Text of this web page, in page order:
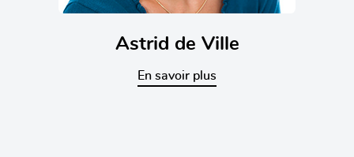
Astrid de Ville
En savoir plus